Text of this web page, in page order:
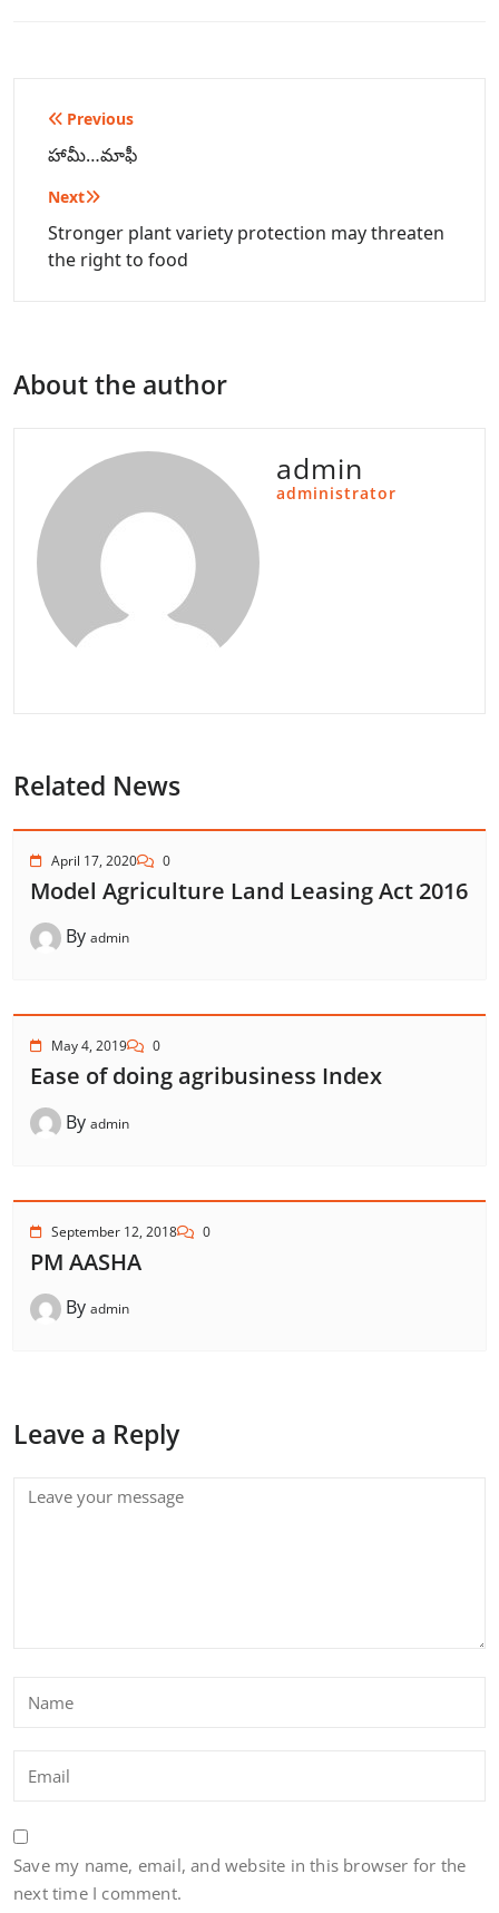
Post
navigation
Previous
హామీ…మాఫీ
Next
Stronger plant variety protection may threaten
the right to food
About the author
admin
administrator
Related News
April 17, 2020 0
Model Agriculture Land Leasing Act 2016
By admin
May 4, 2019 0
Ease of doing agribusiness Index
By admin
September 12, 2018 0
PM AASHA
By admin
Leave a Reply
Save my name, email, and website in this browser for the
next time I comment.